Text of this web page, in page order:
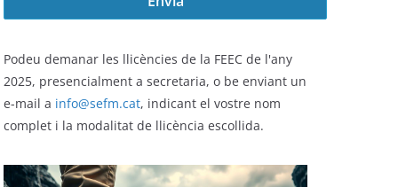
Podeu demanar les llicències de la FEEC de l'any
2025, presencialment a secretaria, o be enviant un
e-mail a info@sefm.cat, indicant el vostre nom
complet i la modalitat de llicència escollida.